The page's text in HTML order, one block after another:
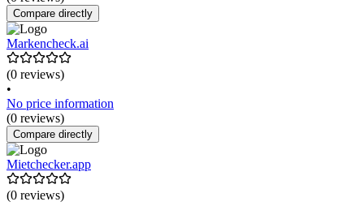
Compare directly
Markencheck.ai
(0 reviews)
•
No price information
(0 reviews)
Compare directly
Mietchecker.app
(0 reviews)